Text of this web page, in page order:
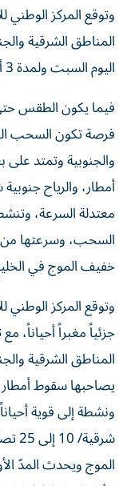
وتوقع المركز
المناطق الشرقية
اليوم السبت ولمدة 3 أيام.
فيما يكون الطقس حتى
فرصة تكون السحب
والجنوبية وتمتد
أمطار، والرياح
معتدلة السرعة،
خفيف الموج في
وتوقع المركز
جزئياً مغبراً
المناطق الشرقية
يصاحبها سقوط
ونشطة إلى قوية